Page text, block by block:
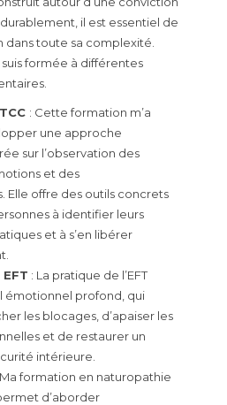
il est essentiel de
dans toute sa complexité.
formée à différentes
: Cette formation m’a
une approche
sur l’observation des
et des
Elle offre des outils concrets
à identifier leurs
et à s’en libérer
: La pratique de l’EFT
émotionnel profond, qui
les blocages, d’apaiser les
et de restaurer un
intérieure.
formation en naturopathie
d’aborder